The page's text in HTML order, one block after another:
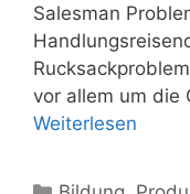
Salesman
vor allem um die
Weiterlesen
Kategorien